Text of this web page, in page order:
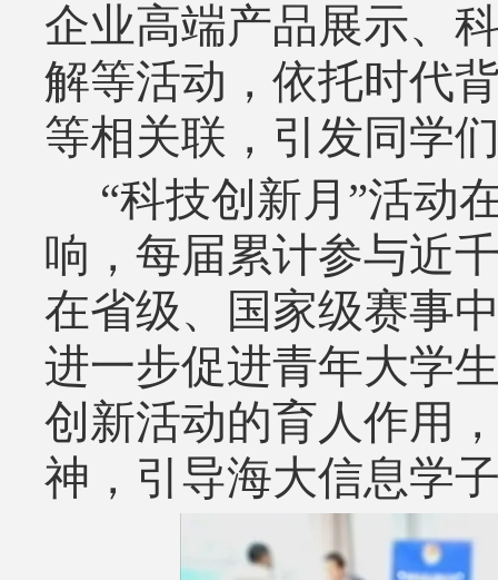
企业高端产品展示、
解等活动，依托时代
等相关联，引发同学
“科技创新月”活动
响，每届累计参与近
在省级、国家级赛事
进一步促进青年大学
创新活动的育人作用
神，引导海大信息学